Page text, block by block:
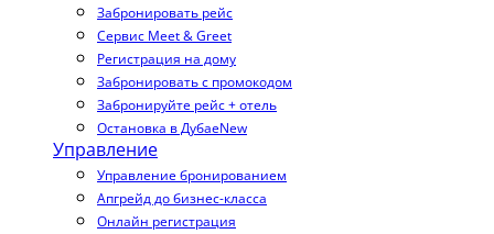
Забронировать рейс
Сервис Meet & Greet
Регистрация на дому
Забронировать с промокодом
Забронируйте рейс + отель
Остановка в ДубаеNew
Управление
Управление бронированием
Апгрейд до бизнес-класса
Онлайн регистрация